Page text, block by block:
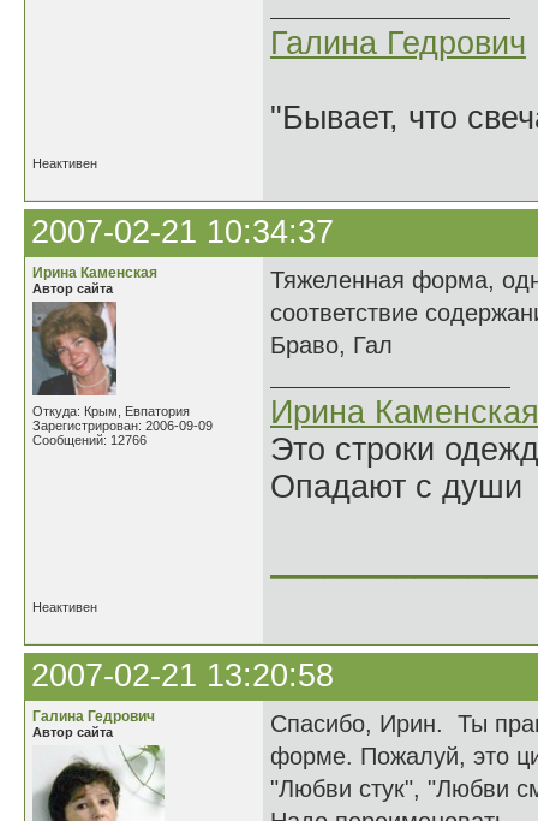
Галина Гедрович
"Бывает, что
Неактивен
2007-02-21 10:34:37
Ирина Каменская
Автор сайта
Откуда: Крым, Евпатория
Зарегистрирован: 2006-09-09
Сообщений: 12766
Тяжеленная форма,
соответствие
Браво, Гал
Ирина Каменская
Это строки
Опадают с души
Неактивен
2007-02-21 13:20:58
Галина Гедрович
Автор сайта
Спасибо, Ирин. Ты
форме. Пожалуй, это
"Любви стук", "Любви